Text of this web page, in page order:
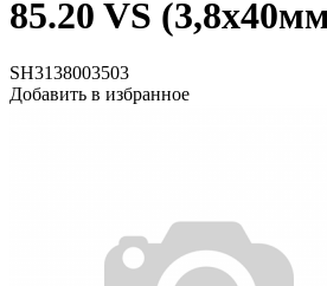
85.20 VS
SH3138003503
Добавить в избранное